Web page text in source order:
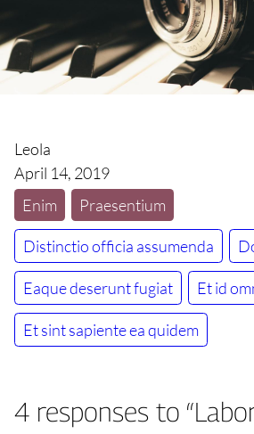
Leola
April 14, 2019
Enim
Praesentium
Distinctio officia assumenda
Eaque deserunt fugiat Et id
Et sint sapiente ea quidem
4 responses to